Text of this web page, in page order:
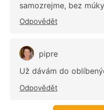
samozrejme, bez
Odpovědět
pipre
Už dávám do
Odpovědět